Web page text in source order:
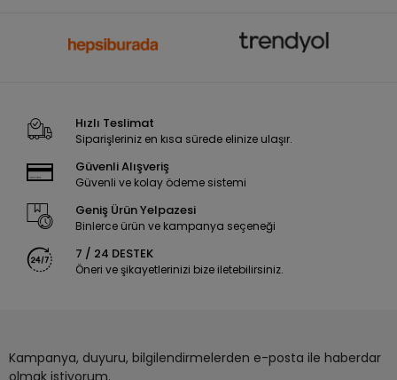
Hızlı Teslimat
Siparişleriniz en kısa sürede elinize ulaşır.
Güvenli Alışveriş
Güvenli ve kolay ödeme sistemi
Geniş Ürün Yelpazesi
Binlerce ürün ve kampanya seçeneği
7 / 24 DESTEK
Öneri ve şikayetlerinizi bize iletebilirsiniz.
Kampanya, duyuru, bilgilendirmelerden e-posta ile haberdar
olmak istiyorum.